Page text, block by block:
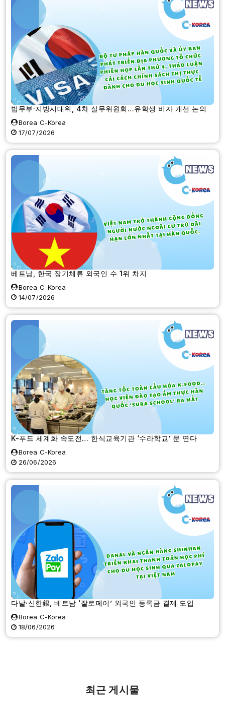
법무부·지방시대위, 4차 실무위원회…유학생 비자 개선 논의
Borea C-Korea
17/07/2026
베트남, 한국 장기체류 외국인 수 1위 차지
Borea C-Korea
14/07/2026
K-푸드 세계화 속도전… 한식교육기관 ‘수라학교’ 문 연다
Borea C-Korea
26/06/2026
다날·신한銀, 베트남 ‘잘로페이’ 외국인 등록금 결제 도입
Borea C-Korea
18/06/2026
최근 게시물